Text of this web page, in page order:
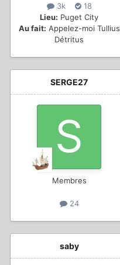
3k
18
Lieu: Puget City
Au fait: Appelez-moi Tullius
Détritus
SERGE27
Membres
24
saby